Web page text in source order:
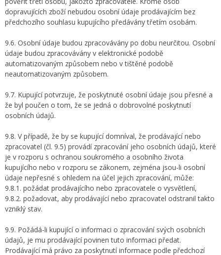
dopravujících zboží nebudou osobní údaje prodávajícím bez
předchozího souhlasu kupujícího předávány třetím osobám.
9.6. Osobní údaje budou zpracovávány po dobu neurčitou. Osobní
údaje budou zpracovávány v elektronické podobě
automatizovaným způsobem nebo v tištěné podobě
neautomatizovaným způsobem.
9.7. Kupující potvrzuje, že poskytnuté osobní údaje jsou přesné a
že byl poučen o tom, že se jedná o dobrovolné poskytnutí
osobních údajů.
9.8. V případě, že by se kupující domníval, že prodávající nebo
zpracovatel (čl. 9.5) provádí zpracování jeho osobních údajů, které
je v rozporu s ochranou soukromého a osobního života
kupujícího nebo v rozporu se zákonem, zejména jsou-li osobní
údaje nepřesné s ohledem na účel jejich zpracování, může:
9.8.1. požádat prodávajícího nebo zpracovatele o vysvětlení,
9.8.2. požadovat, aby prodávající nebo zpracovatel odstranil takto
vzniklý stav.
9.9. Požádá-li kupující o informaci o zpracování svých osobních
údajů, je mu prodávající povinen tuto informaci předat.
Prodávající má právo za poskytnutí informace podle předchozí